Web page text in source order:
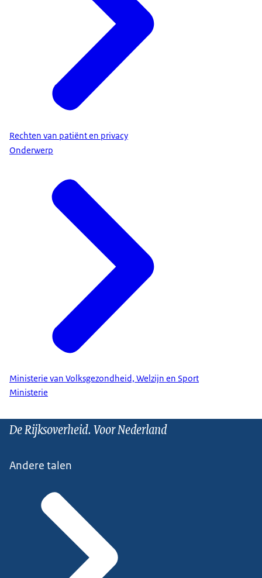
Rechten van patiënt en privacy
Onderwerp
Ministerie van Volksgezondheid, Welzijn en Sport
Ministerie
De Rijksoverheid. Voor Nederland
Andere talen